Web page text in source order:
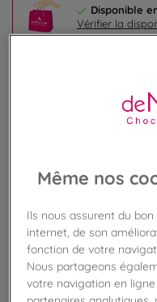
Disponible
Vérifier la
Frais de port
Gagnez 22
avec notre
Liste des ingrédients
Même nos
Ils nous assurent du
internet, de son
fonction de votre
Nous partageons
votre navigation en